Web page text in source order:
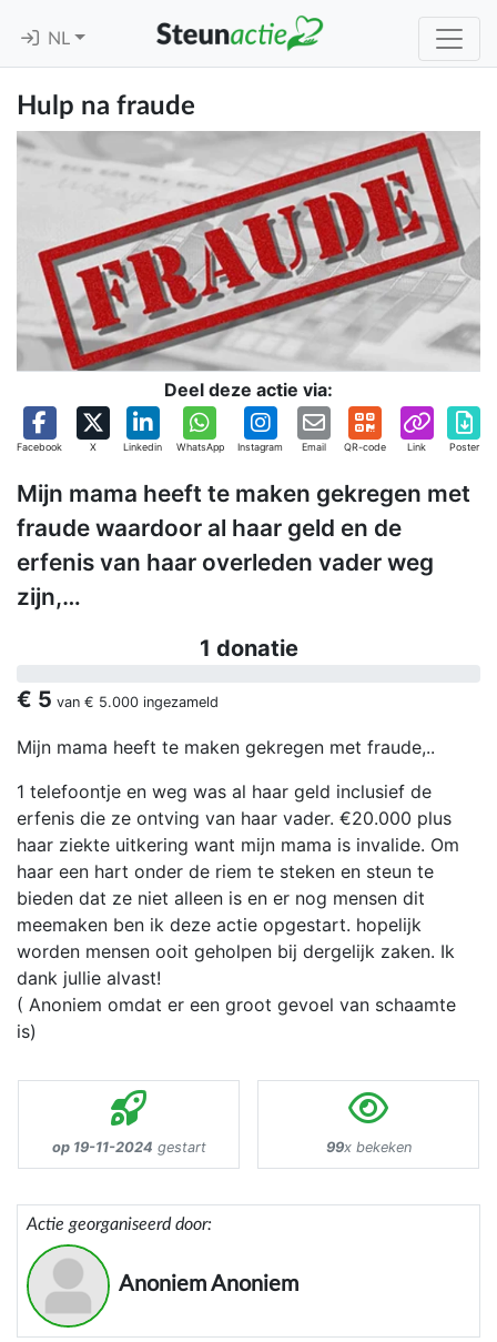
NL
Hulp na fraude
Deel deze actie via:
Facebook X Linkedin WhatsApp Instagram Email QR-code Link Poster
Mijn mama heeft te maken gekregen met
fraude waardoor al haar geld en de
erfenis van haar overleden vader weg
zijn,…
1 donatie
€ 5 van € 5.000 ingezameld
Mijn mama heeft te maken gekregen met fraude,..
1 telefoontje en weg was al haar geld inclusief de
erfenis die ze ontving van haar vader. €20.000 plus
haar ziekte uitkering want mijn mama is invalide. Om
haar een hart onder de riem te steken en steun te
bieden dat ze niet alleen is en er nog mensen dit
meemaken ben ik deze actie opgestart. hopelijk
worden mensen ooit geholpen bij dergelijk zaken. Ik
dank jullie alvast!
( Anoniem omdat er een groot gevoel van schaamte
is)
op 19-11-2024 gestart 99x bekeken
Actie georganiseerd door:
Anoniem Anoniem